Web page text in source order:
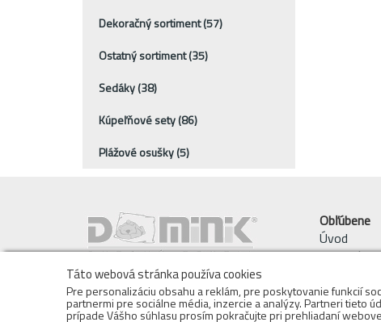
Dekoračný sortiment(57)
Ostatný sortiment(35)
Sedáky(38)
Kúpeľňové sety(86)
Plážové osušky(5)
Obľúbene
Úvod
Akciový
Táto webová stránka používa cookies
Pre personalizáciu obsahu a reklám, pre poskytovanie funkcií
partnermi pre sociálne média, inzercie a analýzy. Partneri tieto
prípade Vášho súhlasu prosím pokračujte pri prehliadaní